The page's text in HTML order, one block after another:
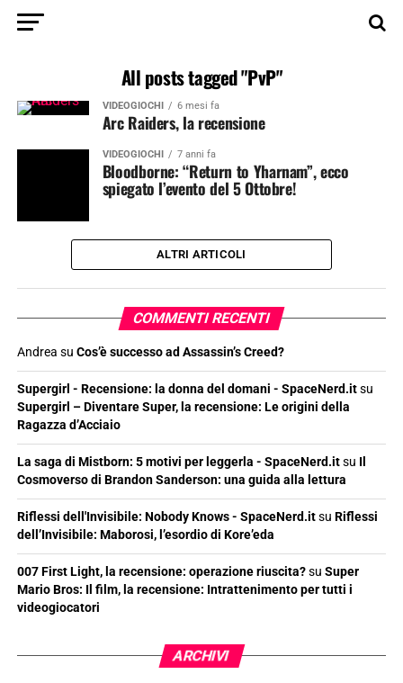
All posts tagged "PvP"
VIDEOGIOCHI 6 mesi fa
Arc Raiders, la recensione
VIDEOGIOCHI 7 anni fa
Bloodborne: “Return to Yharnam”, ecco
spiegato l’evento del 5 Ottobre!
ALTRI ARTICOLI
COMMENTI RECENTI
Andrea su Cos’è successo ad Assassin’s Creed?
Supergirl - Recensione: la donna del domani - SpaceNerd.itsu
Supergirl – Diventare Super, la recensione: Le origini della
Ragazza d’Acciaio
La saga di Mistborn: 5 motivi per leggerla - SpaceNerd.itsu Il
Cosmoverso di Brandon Sanderson: una guida alla lettura
Riflessi dell'Invisibile: Nobody Knows - SpaceNerd.itsu Riflessi
dell’Invisibile: Maborosi, l’esordio di Kore’eda
007 First Light, la recensione: operazione riuscita?su Super
Mario Bros: Il film, la recensione: Intrattenimento per tutti i
videogiocatori
ARCHIVI